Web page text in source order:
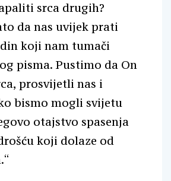
srca drugih?
da nas uvijek prati
koji nam tumači
pisma. Pustimo da On
prosvijetli nas i
bismo mogli svijetu
otajstvo spasenja
koji dolaze od